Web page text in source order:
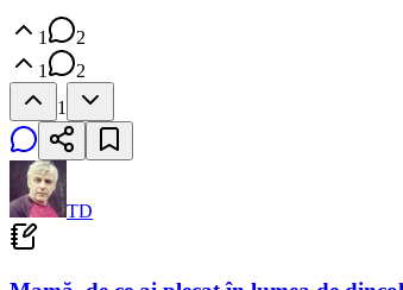
1
2
1
2
1
TD